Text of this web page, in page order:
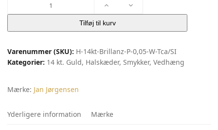
|
Jørgensen
Tilføj til kurv
Varenummer (SKU): H-14kt-Brillanz-P-0,05-W-Tca/SI
Kategorier: 14 kt. Guld, Halskæder, Smykker, Vedhæng
Mærke: Jan Jørgensen
Yderligere information Mærke